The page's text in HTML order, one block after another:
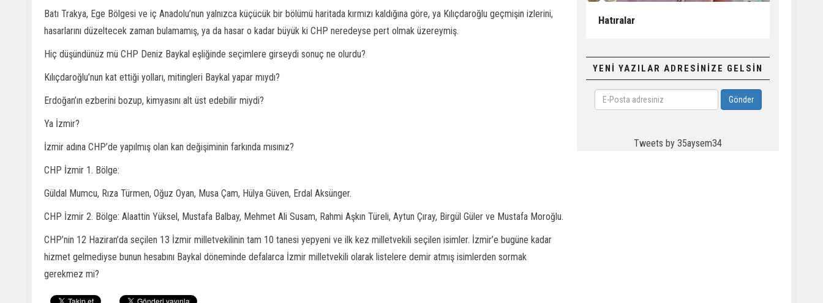
Batı Trakya, Ege Bölgesi ve iç Anadolu’nun yalnızca küçücük bir bölümü haritada kırmızı kaldığına göre, ya Kılıçdaroğlu geçmişin izlerini,
hasarlarını düzeltecek zaman bulamamış, ya da hasar o kadar büyük ki CHP neredeyse pert olmak üzereymiş.
Hiç düşündünüz mü CHP Deniz Baykal eşliğinde seçimlere girseydi sonuç ne olurdu?
Kılıçdaroğlu’nun kat ettiği yolları, mitingleri Baykal yapar mıydı?
Erdoğan’ın ezberini bozup, kimyasını alt üst edebilir miydi?
Ya İzmir?
İzmir adına CHP’de yapılmış olan kan değişiminin farkında mısınız?
CHP İzmir 1. Bölge:
Güldal Mumcu, Rıza Türmen, Oğuz Oyan, Musa Çam, Hülya Güven, Erdal Aksünger.
CHP İzmir 2. Bölge: Alaattin Yüksel, Mustafa Balbay, Mehmet Ali Susam, Rahmi Aşkın Türeli, Aytun Çıray, Birgül Güler ve Mustafa Moroğlu.
CHP’nin 12 Haziran’da seçilen 13 İzmir milletvekilinin tam 10 tanesi yepyeni ve ilk kez milletvekili seçilen isimler. İzmir’e bugüne kadar
hizmet gelmediyse bunun hesabını Baykal döneminde defalarca İzmir milletvekili olarak listelere demir atmış isimlerden sormak
gerekmez mi?
Hatıralar
YENİ YAZILAR ADRESİNİZE GELSİN
E-
Posta
Gönder
Tweets by 35aysem34